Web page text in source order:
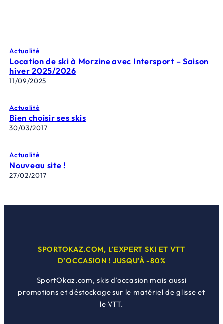
Actualité
Location de ski à Morzine avec Intersport – Saison
hiver 2025/2026
11/09/2025
Actualité
Bien choisir ses skis
30/03/2017
Actualité
Nouveau site !
27/02/2017
SPORTOKAZ.COM, L’EXPERT SKI ET VTT
D’OCCASION ! JUSQU’À -80%
SportOkaz.com, skis d’occasion mais aussi
promotions et déstockage sur le matériel de glisse et
le VTT.